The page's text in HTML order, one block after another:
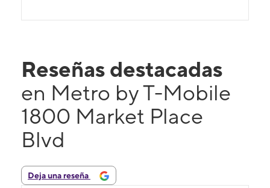
Reseñas destacadas
en Metro by T-Mobile
1800 Market Place
Blvd
Deja una reseña